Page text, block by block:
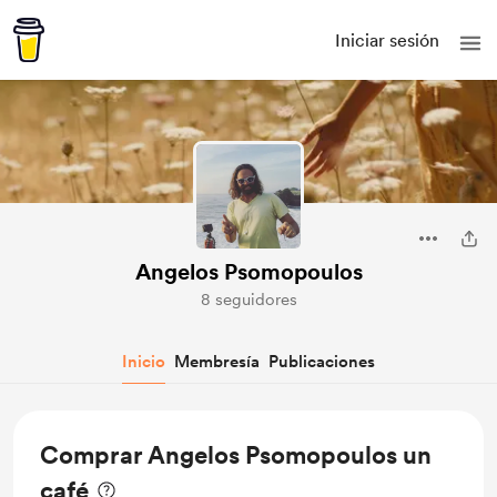
Iniciar sesión
Angelos Psomopoulos
8 seguidores
Inicio Membresía Publicaciones
Comprar Angelos Psomopoulos un
café